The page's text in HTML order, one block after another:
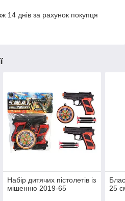
14 днів за рахунок покупця
Набір дитячих пістолетів із
мішенню 2019-65
25